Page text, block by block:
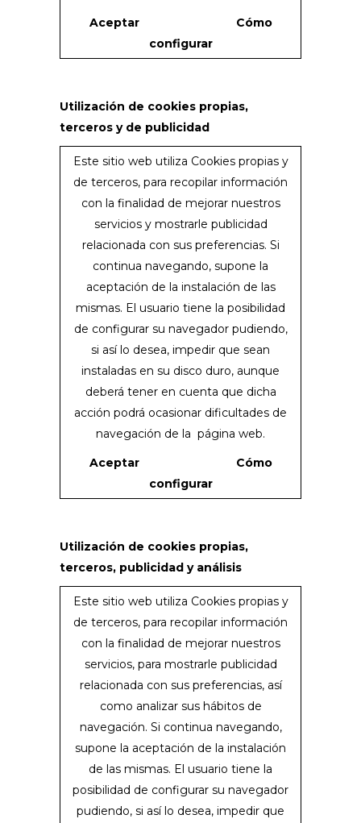
Aceptar
Cómo
configurar
Utilización de cookies propias,
terceros y de publicidad
Este sitio web utiliza Cookies propias y
de terceros, para recopilar información
con la finalidad de mejorar nuestros
servicios y mostrarle publicidad
relacionada con sus preferencias. Si
continua navegando, supone la
aceptación de la instalación de las
mismas. El usuario tiene la posibilidad
de configurar su navegador pudiendo,
si así lo desea, impedir que sean
instaladas en su disco duro, aunque
deberá tener en cuenta que dicha
acción podrá ocasionar dificultades de
navegación de la página web.
Aceptar
Cómo
configurar
Utilización de cookies propias,
terceros, publicidad y análisis
Este sitio web utiliza Cookies propias y
de terceros, para recopilar información
con la finalidad de mejorar nuestros
servicios, para mostrarle publicidad
relacionada con sus preferencias, así
como analizar sus hábitos de
navegación. Si continua navegando,
supone la aceptación de la instalación
de las mismas. El usuario tiene la
posibilidad de configurar su navegador
pudiendo, si así lo desea, impedir que